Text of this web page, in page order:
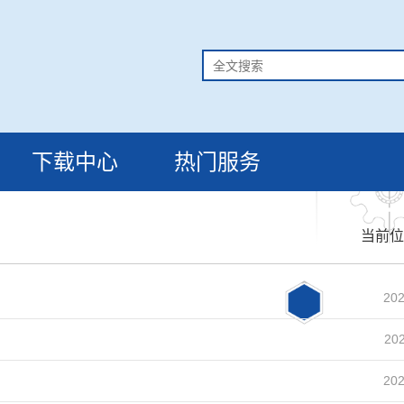
下载中心 热门服务
当前